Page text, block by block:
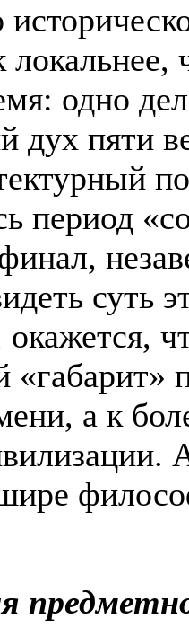
одно
дух пяти
период
финал,
суть
а к